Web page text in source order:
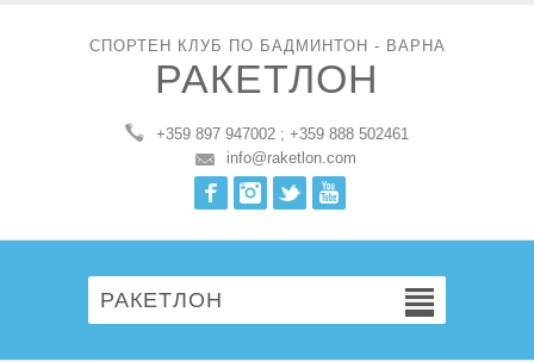
СПОРТЕН КЛУБ ПО БАДМИНТОН - ВАРНА
РАКЕТЛОН
+359 897 947002 ; +359 888 502461
info@raketlon.com
FacebookInstagram
Twitter
РАКЕТЛОН